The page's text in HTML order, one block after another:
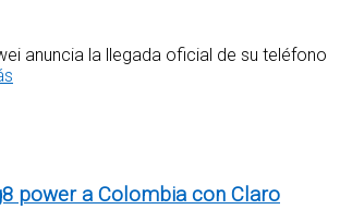
anuncia la llegada oficial de su teléfono
power a Colombia con Claro